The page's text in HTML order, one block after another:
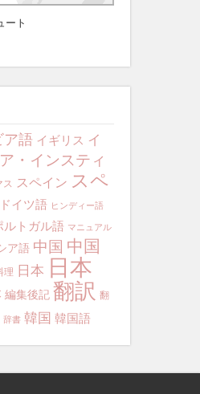
ート
ア語 イギリス イ
・インスティ
ス スペイン スペ
ドイツ語 ヒンディー語
ルトガル語 マニュアル
ア語 中国 中国
理 日本 日本
編集後記 翻訳 翻
辞書 韓国 韓国語